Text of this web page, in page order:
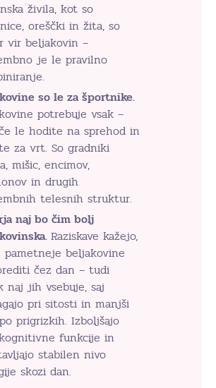
živila, kot so
oreščki in žita, so
vir beljakovin –
je le pravilno
so le za športnike.
potrebuje vsak –
le hodite na sprehod in
za vrt. So gradniki
mišic, encimov,
in drugih
telesnih struktur.
naj bo čim bolj
Raziskave kažejo,
beljakovine
čez dan – tudi
naj jih vsebuje, saj
pri sitosti in manjši
prigrizkih. Izboljšajo
funkcije in
stabilen nivo
skozi dan.